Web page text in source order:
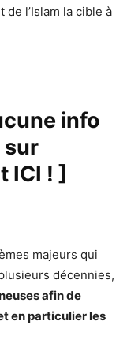
l’Islam la cible à
info
sur
ICI ! ]
majeurs qui
décennies,
afin de
en particulier les